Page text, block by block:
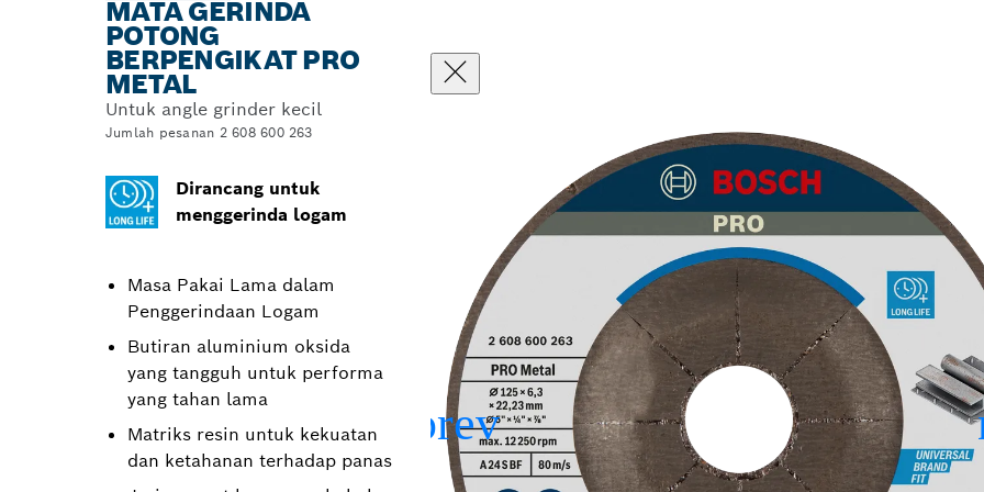
MATA GERINDA
POTONG
BERPENGIKAT PRO
METAL
Untuk angle grinder kecil
Jumlah pesanan 2 608 600 263
Dirancang untuk
menggerinda logam
Masa Pakai Lama dalam
Penggerindaan Logam
Butiran aluminium oksida
yang tangguh untuk performa
yang tahan lama
Matriks resin untuk kekuatan
dan ketahanan terhadap panas